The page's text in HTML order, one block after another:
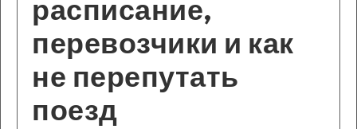
расписание,
перевозчики и как
не перепутать
поезд